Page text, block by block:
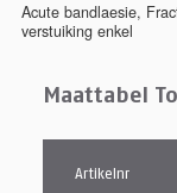
Acute bandlaesie,
verstuiking enkel
Maattabel
Artikelnr